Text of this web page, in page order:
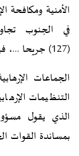
الأمنية ومكافحة
(127) جريحا ...، فيما كان عدد قتلى التنظيمات الإرهابية 24 قتيلا.
الجماعات
التنظيمات
الذي يقول
بمساندة القوات